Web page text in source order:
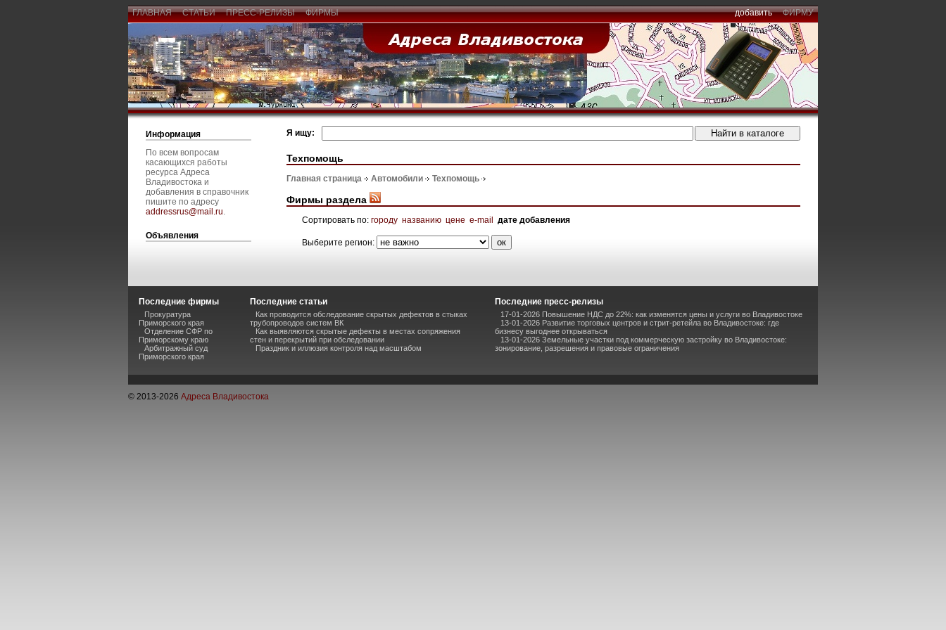
ГЛАВНАЯ СТАТЬИ ПРЕСС-РЕЛИЗЫ ФИРМЫ добавить ФИРМУ
Информация
По всем вопросам
касающихся работы
ресурса Адреса
Владивостока и
добавления в справочник
пишите по адресу
addressrus@mail.ru.
Объявления
Я ищу:
Техпомощь
Главная страница Автомобили Техпомощь
Фирмы раздела
Сортировать по: городу названию цене e-mail дате добавления
Выберите регион:
Последние фирмы
Прокуратура
Приморского края
Отделение СФР по
Приморскому краю
Арбитражный суд
Приморского края
Последние статьи
Как проводится обследование скрытых дефектов в стыках
трубопроводов систем ВК
Как выявляются скрытые дефекты в местах сопряжения
стен и перекрытий при обследовании
Праздник и иллюзия контроля над масштабом
Последние пресс-релизы
17-01-2026 Повышение НДС до 22%: как изменятся цены и услуги во Владивостоке
13-01-2026 Развитие торговых центров и стрит-ретейла во Владивостоке: где
бизнесу выгоднее открываться
13-01-2026 Земельные участки под коммерческую застройку во Владивостоке:
зонирование, разрешения и правовые ограничения
© 2013-2026 Адреса Владивостока